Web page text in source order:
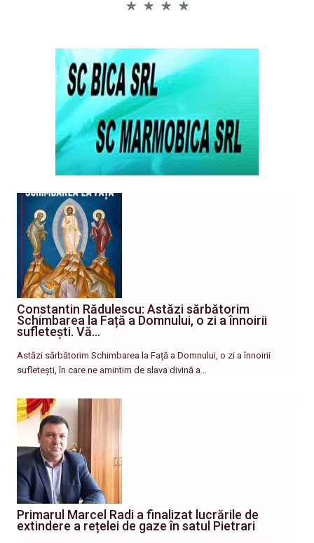
Constantin Rădulescu: Astăzi sărbătorim
Schimbarea la Față a Domnului, o zi a înnoirii
sufletești. Vă…
Astăzi sărbătorim Schimbarea la Față a Domnului, o zi a înnoirii
sufletești, în care ne amintim de slava divină a…
Primarul Marcel Radi a finalizat lucrările de
extindere a rețelei de gaze în satul Pietrari